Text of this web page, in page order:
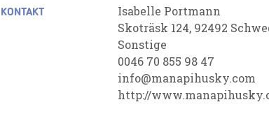
KONTAKT
Isabelle Portmann
Skoträsk 124, 92492
Sonstige
0046 70 855 98 47
info@manapihusky.com
http://